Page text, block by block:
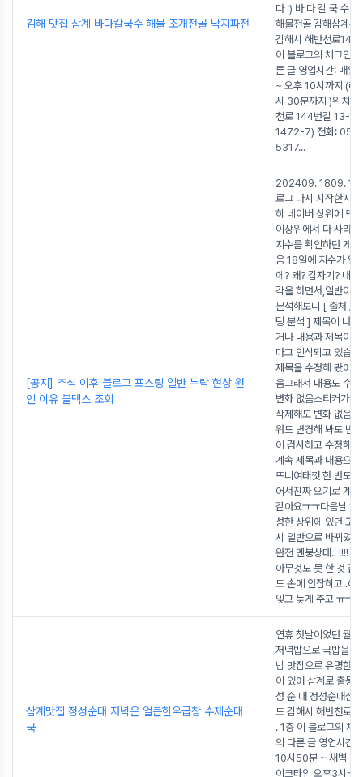
김해 맛집 삼계 바다칼국수 해물 조개전골 낙지파전
다 :) 바 다 칼 국 수
해물전골 김해삼계본
김해시 해반천로
이 블로그의 체크인
른 글 영업시간: 매일
~ 오후 10시까지 (라
시 30분까지 )위치:
천로 144번길 13-7(
1472-7) 전화:
5317...
[공지] 추석 이후 블로그 포스팅 일반 누락 현상 원
인 이유 블덱스 조회
202409. 1809.
로그 다시 시작한지
히 네이버 상위에 뜨
이상위에서 다 사라
지수를 확인하던 게
음 18일에 지수가 일
에? 왜? 갑자기? 내가
각을 하면서,일반이
분석해보니 [ 출처 /
팅 분석 ] 제목이 너무
거나 내용과 제목이
다고 인식되고 있습
제목을 수정해 봤어
음그래서 내용도 수
변화 없음스티커가
삭제해도 변화 없음
워드 변경해 봐도 변
어 검사하고 수정해
계속 제목과 내용으
뜨니여태껏 한 번도
어서진짜 오기로 계
같아요ㅠㅠ다음날 19
성한 상위에 있던 포
시 일반으로 바뀌었
완전 멘붕상태.. !!!! 진
아무것도 못 한 것 같
도 손에 안잡히고..아
잊고 늦게 주고 ㅠㅠ
삼계맛집 정성순대 저녁은 얼큰한우곱창 수제순대
국
연휴 첫날이었던 월
저녁밥으로 국밥을
밥 맛집으로 유명한
이 있어 삼계로 출동
성 순 대 정성순대삼
도 김해시 해반천로
. 1층 이 블로그의 체
의 다른 글 영업시간:
10시50분 ~ 새벽 3
이크타임 오후3시~4